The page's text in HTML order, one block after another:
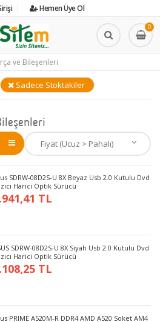
Hemen Üye Ol
0
ve Bileşenleri
Sadece Stoktakiler
SDRW-08D2S-U 8X Beyaz Usb 2.0 Kutulu Dvd
Harici Optik Sürücü
TL
SDRW-08D2S-U 8X Siyah Usb 2.0 Kutulu Dvd
Harici Optik Sürücü
TL
PRIME A520M-R DDR4 AMD A520 Soket AM4